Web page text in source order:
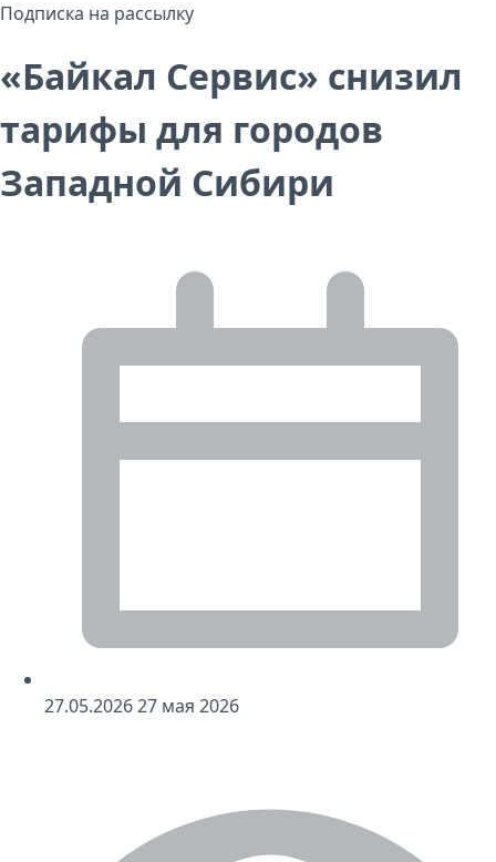
Подписка на рассылку
«Байкал Сервис» снизил
тарифы для городов
Западной Сибири
27.05.202627 мая 2026